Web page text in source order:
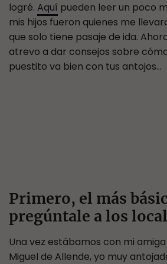
logré. Aquí pueden leer un poco
mis hijos fueron quienes me
que solo tiene pasaje de ida.
atrevo a dar consejos sobre
puestito va bien con tus antojos…
Primero, el más
pregúntale a los
Una vez estábamos con mi
Miguel de Allende, yo muy